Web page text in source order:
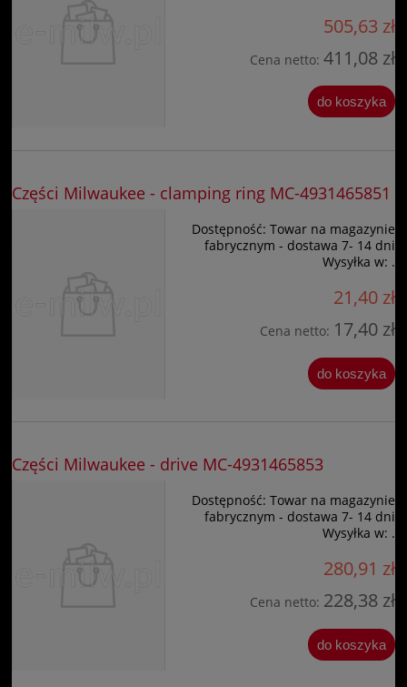
505,63 zł
Cena netto: 411,08 zł
do koszyka
Części Milwaukee - clamping ring MC-4931465851
Dostępność: Towar na magazynie
fabrycznym - dostawa 7- 14 dni
Wysyłka w: .
21,40 zł
Cena netto: 17,40 zł
do koszyka
Części Milwaukee - drive MC-4931465853
Dostępność: Towar na magazynie
fabrycznym - dostawa 7- 14 dni
Wysyłka w: .
280,91 zł
Cena netto: 228,38 zł
do koszyka